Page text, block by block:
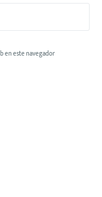
en este navegador